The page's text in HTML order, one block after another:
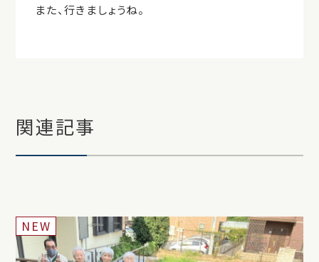
また、行きましょうね。
関連記事
NEW